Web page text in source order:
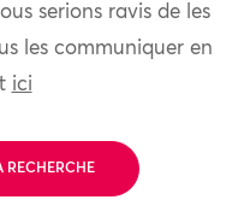
serions ravis de les
les communiquer en
ici
RECHERCHE